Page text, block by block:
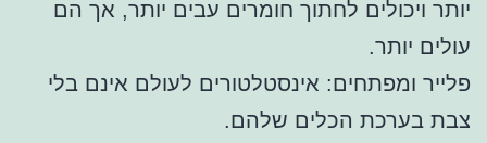
יותר ויכולים לחתוך חומרים עבים יותר, אך הם
עולים יותר.
פלייר ומפתחים: אינסטלטורים לעולם אינם בלי
צבת בערכת הכלים שלהם.